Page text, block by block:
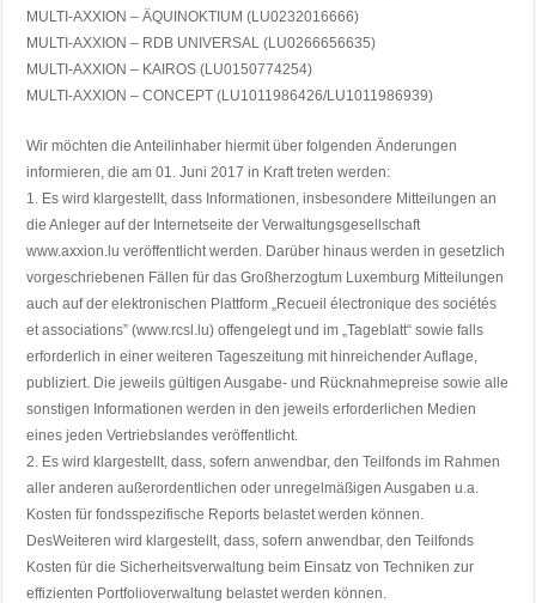
MULTI-AXXION – ÄQUINOKTIUM (LU0232016666)
MULTI-AXXION – RDB UNIVERSAL (LU0266656635)
MULTI-AXXION – KAIROS (LU0150774254)
MULTI-AXXION – CONCEPT (LU1011986426/LU1011986939)
Wir möchten die Anteilinhaber hiermit über folgenden Änderungen
informieren, die am 01. Juni 2017 in Kraft treten werden:
1. Es wird klargestellt, dass Informationen, insbesondere Mitteilungen an
die Anleger auf der Internetseite der Verwaltungsgesellschaft
www.axxion.lu veröffentlicht werden. Darüber hinaus werden in gesetzlich
vorgeschriebenen Fällen für das Großherzogtum Luxemburg Mitteilungen
auch auf der elektronischen Plattform „Recueil électronique des sociétés
et associations” (www.rcsl.lu) offengelegt und im „Tageblatt“ sowie falls
erforderlich in einer weiteren Tageszeitung mit hinreichender Auflage,
publiziert. Die jeweils gültigen Ausgabe- und Rücknahmepreise sowie alle
sonstigen Informationen werden in den jeweils erforderlichen Medien
eines jeden Vertriebslandes veröffentlicht.
2. Es wird klargestellt, dass, sofern anwendbar, den Teilfonds im Rahmen
aller anderen außerordentlichen oder unregelmäßigen Ausgaben u.a.
Kosten für fondsspezifische Reports belastet werden können.
DesWeiteren wird klargestellt, dass, sofern anwendbar, den Teilfonds
Kosten für die Sicherheitsverwaltung beim Einsatz von Techniken zur
effizienten Portfolioverwaltung belastet werden können.